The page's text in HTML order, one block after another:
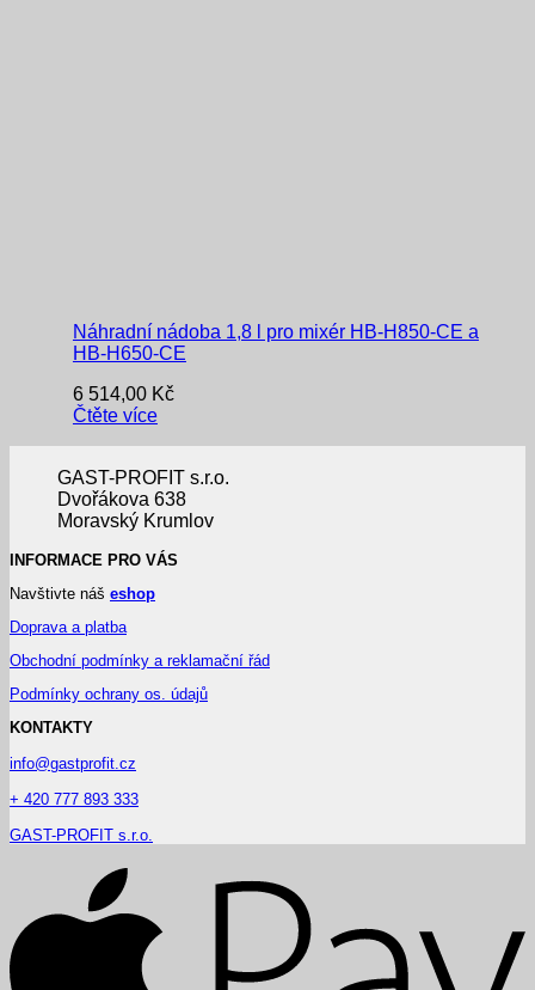
Náhradní nádoba 1,8 l pro mixér HB-H850-CE a
HB-H650-CE
6 514,00 Kč
Čtěte více
GAST-PROFIT s.r.o.
Dvořákova 638
Moravský Krumlov
INFORMACE PRO VÁS
Navštivte náš eshop
Doprava a platba
Obchodní podmínky a reklamační řád
Podmínky ochrany os. údajů
KONTAKTY
info@gastprofit.cz
+ 420 777 893 333
GAST-PROFIT s.r.o.